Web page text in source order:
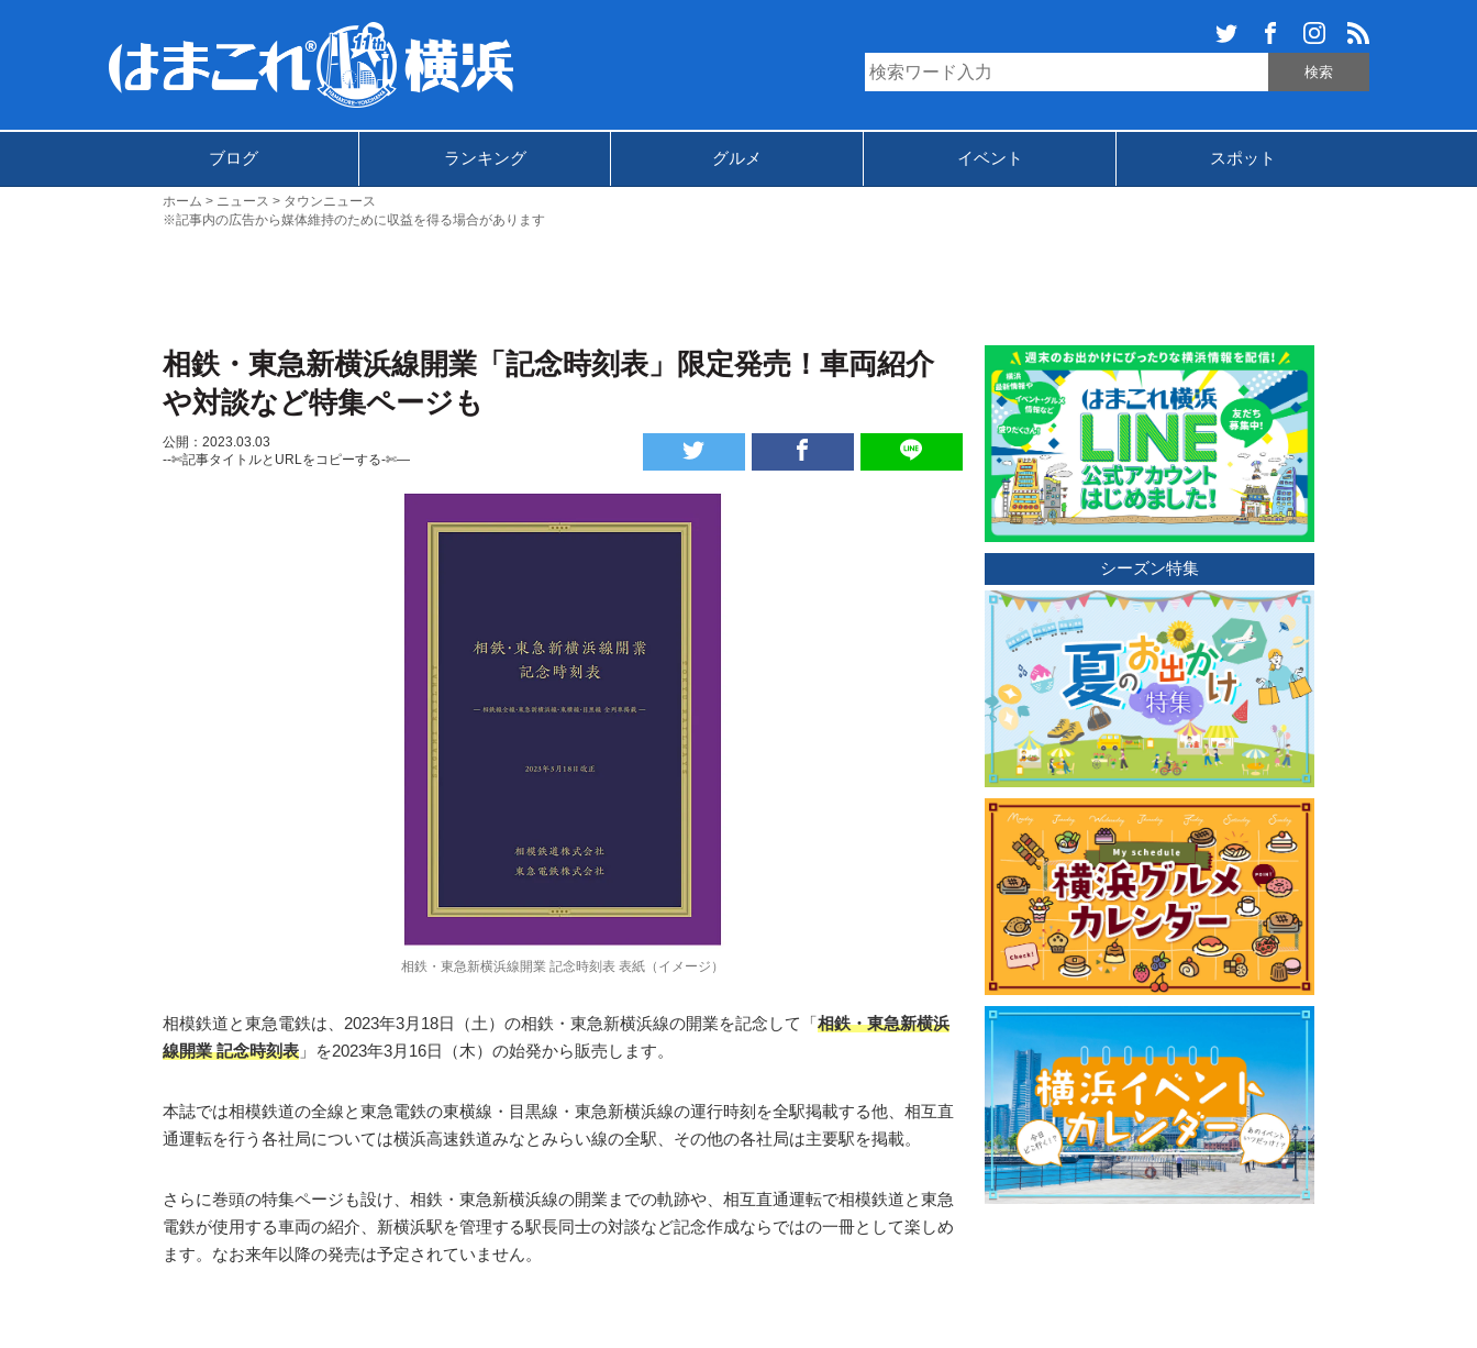
ブログ ランキング グルメ イベント スポット
ホーム ニュース
タウンニュース
※記事内の広告から媒体維持のために収益を得る場合があります
相鉄・東急新横浜線開業「記念時刻表」限定発売！車両紹介
や対談など特集ページも
公開：2023.03.03
--✄記事タイトルとURLをコピーする-✄—
相鉄・東急新横浜線開業 記念時刻表 表紙（イメージ）
相模鉄道と東急電鉄は、2023年3月18日（土）の相鉄・東急新横浜線の開業を記念して「相鉄・東急新横浜
線開業 記念時刻表 」を2023年3月16日（木）の始発から販売します。
本誌では相模鉄道の全線と東急電鉄の東横線・目黒線・東急新横浜線の運行時刻を全駅掲載する他、相互直
通運転を行う各社局については横浜高速鉄道みなとみらい線の全駅、その他の各社局は主要駅を掲載。
さらに巻頭の特集ページも設け、相鉄・東急新横浜線の開業までの軌跡や、相互直通運転で相模鉄道と東急
電鉄が使用する車両の紹介、新横浜駅を管理する駅長同士の対談など記念作成ならではの一冊として楽しめ
ます。なお来年以降の発売は予定されていません。
シーズン特集